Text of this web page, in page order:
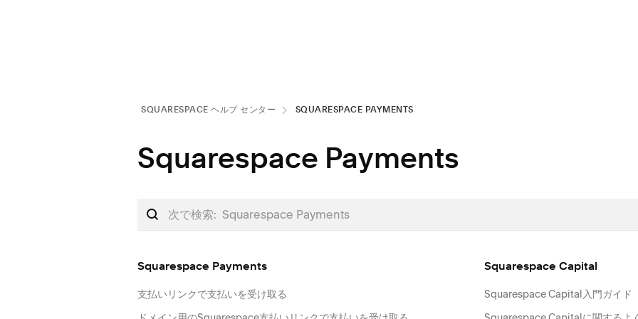
SQUARESPACE ヘルプ センタ⁠ー SQUARESPACE PAYMENTS
Squarespace Payments
Squarespace Payments
支払いリンクで支払いを受け取る
Squarespace Capital
Squarespace Capital入門ガイド